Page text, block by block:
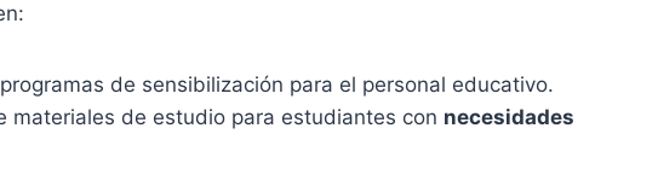
de sensibilización para el personal educativo.
materiales de estudio para estudiantes con necesidades